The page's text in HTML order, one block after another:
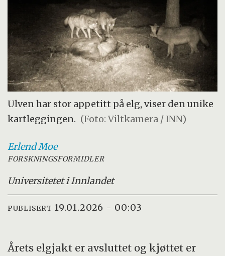
Ulven har stor appetitt på elg, viser den unike
kartleggingen. (Foto: Viltkamera / INN)
ErlendMoe
FORSKNINGSFORMIDLER
Universitetet i Innlandet
PUBLISERT 19.01.2026 - 00:03
Årets elgjakt er avsluttet og kjøttet er